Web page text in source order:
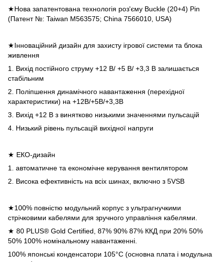
★Нова запатентована технологія роз'єму Buckle (20+4) Pin
(Патент №: Taiwan M563575; China 7566010, USA)
★Інноваційний дизайн для захисту ігрової системи та блока
живлення
1. Вихід постійного струму +12 В/ +5 В/ +3,3 В залишається
стабільним
2. Поліпшення динамічного навантаження (перехідної
характеристики) на +12В/+5В/+3,3В
3. Вихід +12 В з винятково низькими значеннями пульсацій
4. Низький рівень пульсацій вихідної напруги
★ ЕКО-дизайн
1. автоматичне та економічне керування вентилятором
2. Висока ефективність на всіх шинах, включно з 5VSB
★100% повністю модульний корпус з ультрагнучкими
стрічковими кабелями для зручного управління кабелями.
★ 80 PLUS® Gold Certified, 87% 90% 87% ККД при 20% 50%
50% 100% номінальному навантаженні.
100% японські конденсатори 105°C (основна плата і модульна